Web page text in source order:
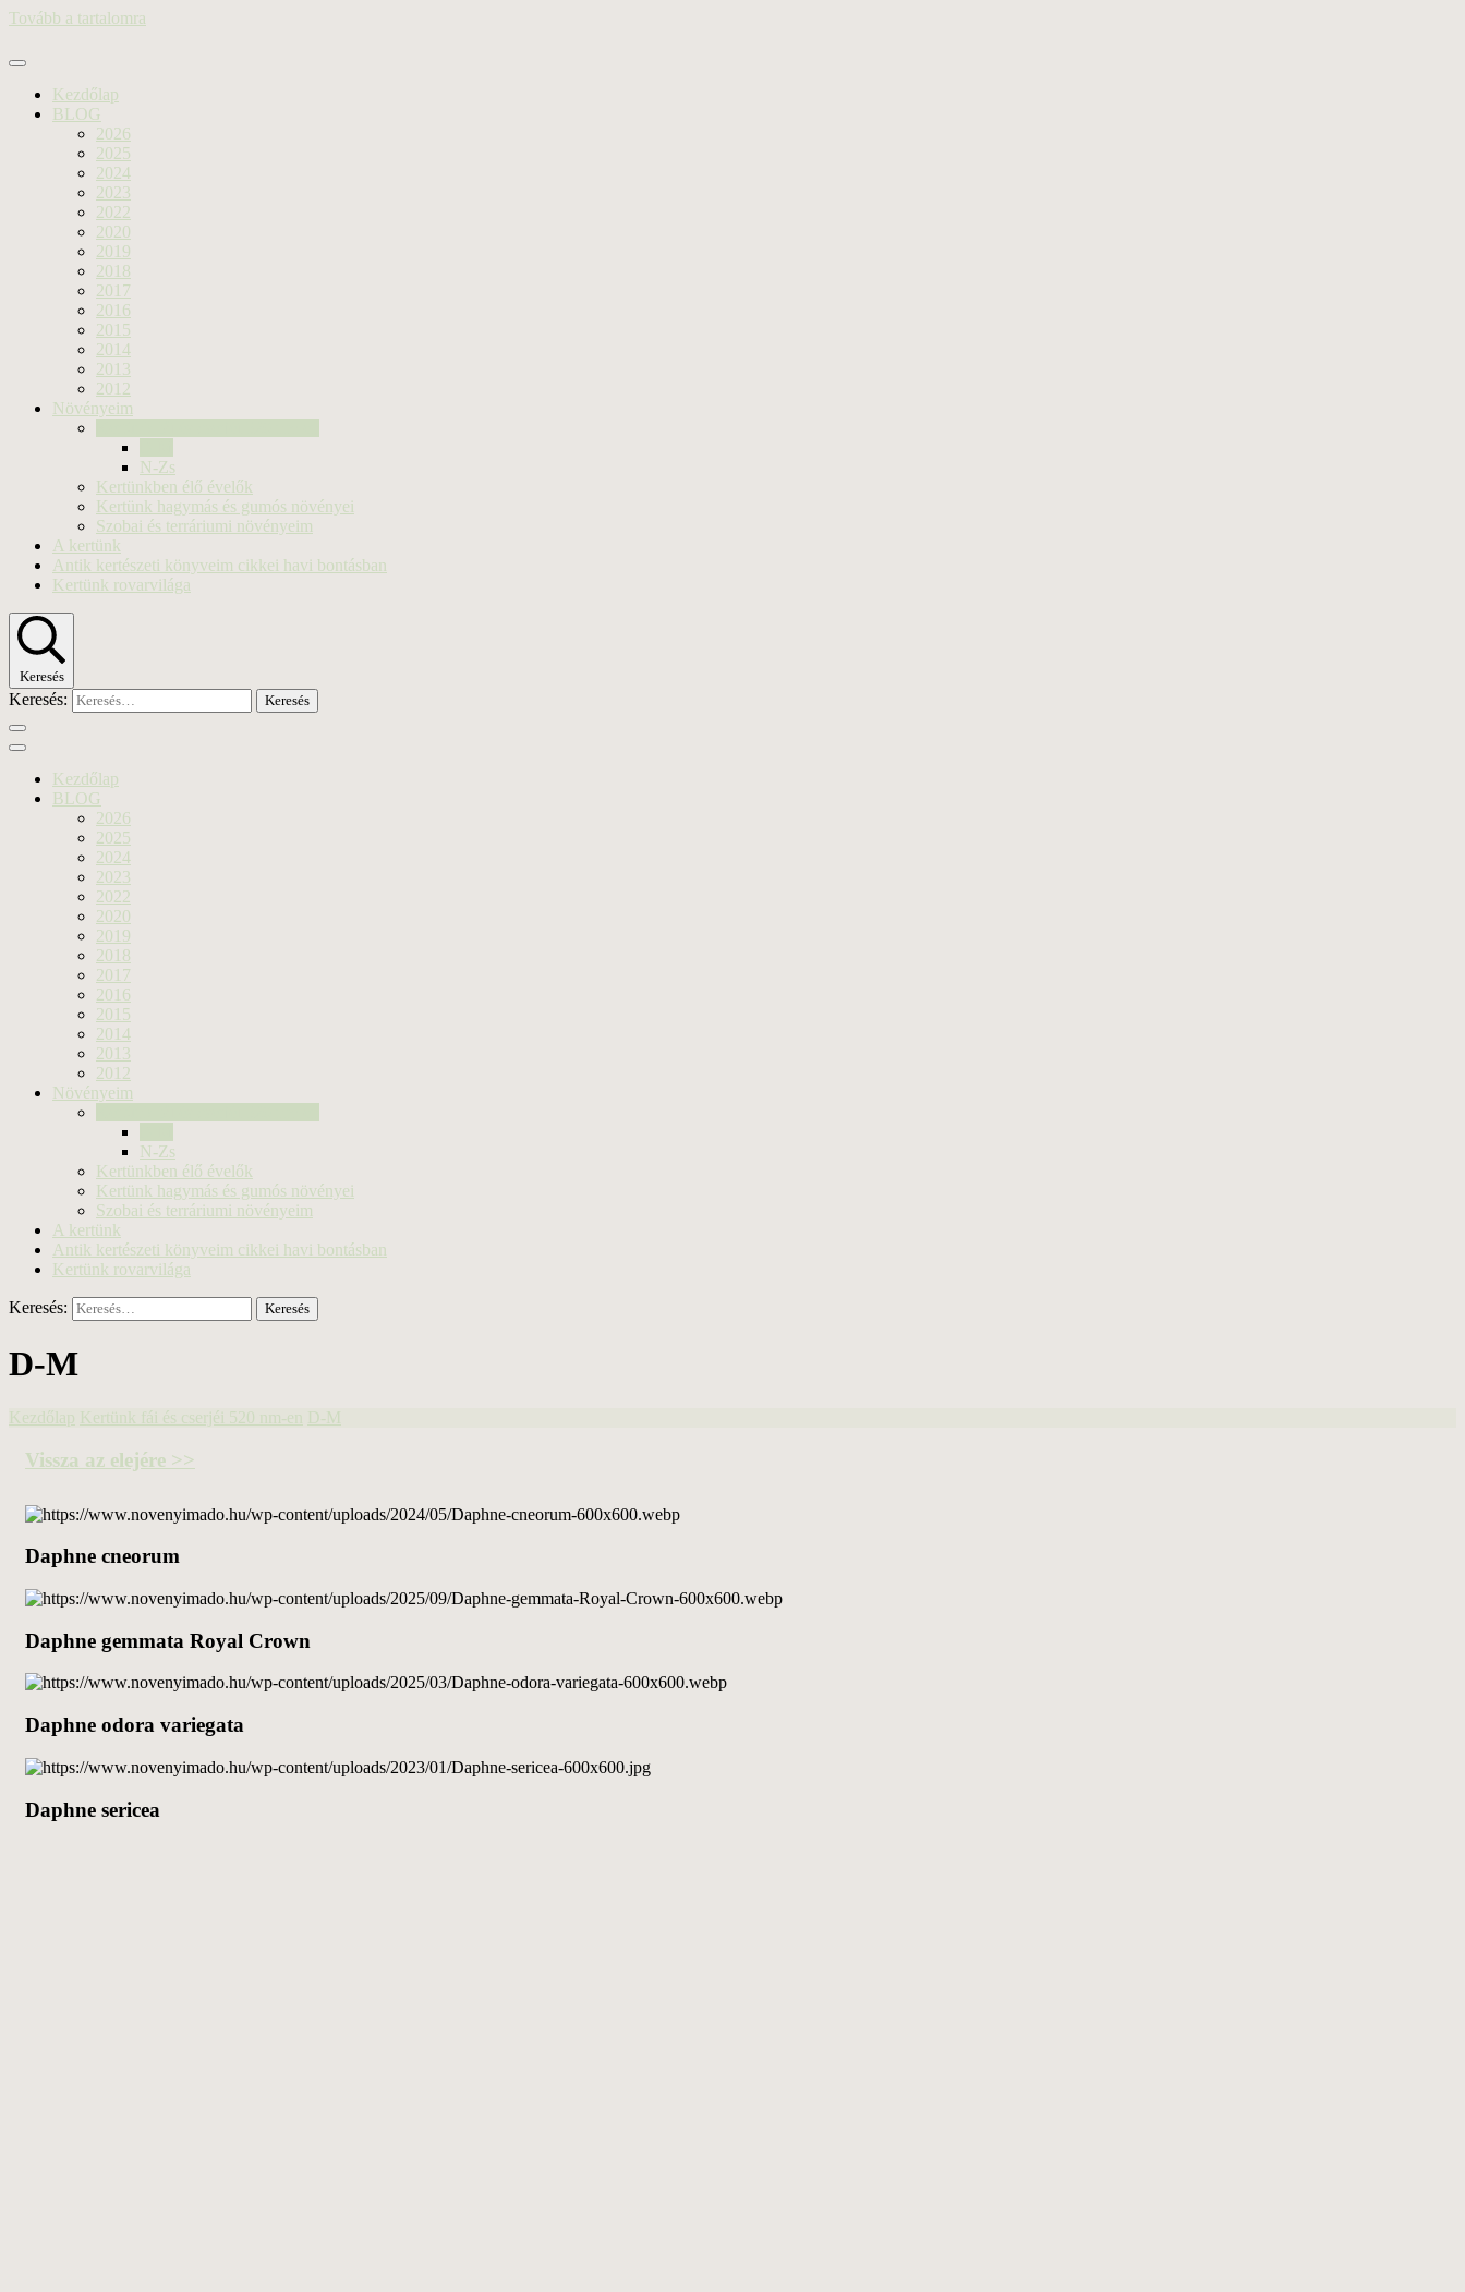
Tovább a tartalomra
Kezdőlap
BLOG
2026
2025
2024
2023
2022
2020
2019
2018
2017
2016
2015
2014
2013
2012
Növényeim
N-Zs
Kertünkben élő évelők
Kertünk hagymás és gumós növényei
Szobai és terráriumi növényeim
A kertünk
Antik kertészeti könyveim cikkei havi bontásban
Kertünk rovarvilága
Keresés
Keresés:
Kezdőlap
BLOG
2026
2025
2024
2023
2022
2020
2019
2018
2017
2016
2015
2014
2013
2012
Növényeim
N-Zs
Kertünkben élő évelők
Kertünk hagymás és gumós növényei
Szobai és terráriumi növényeim
A kertünk
Antik kertészeti könyveim cikkei havi bontásban
Kertünk rovarvilága
Keresés:
D-M
Kezdőlap Kertünk fái és cserjéi 520 nm-en D-M
Vissza az elejére >>
Daphne cneorum
Daphne gemmata Royal Crown
Daphne odora variegata
Daphne sericea